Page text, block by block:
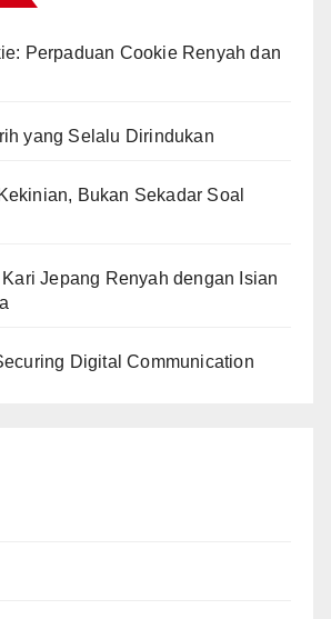
Perpaduan Cookie Renyah dan
yang Selalu Dirindukan
Bukan Sekadar Soal
Jepang Renyah dengan Isian
Digital Communication